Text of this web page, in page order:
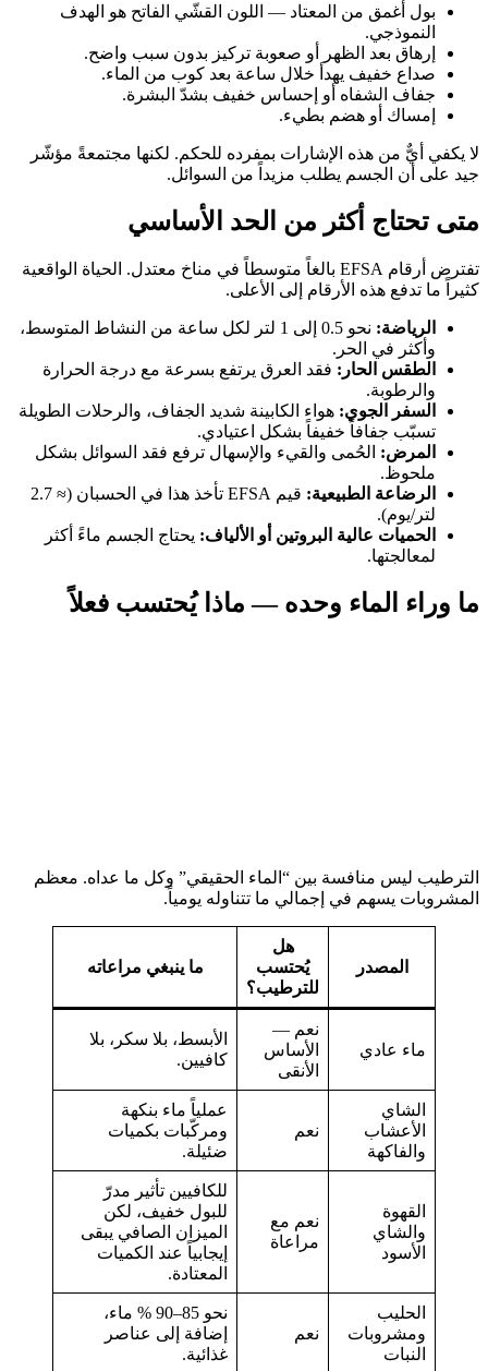
بول أغمق من المعتاد — اللون القشّي الفاتح هو الهدف
النموذجي.
إرهاق بعد الظهر أو صعوبة تركيز بدون سبب واضح.
صداع خفيف يهدأ خلال ساعة بعد كوب من الماء.
جفاف الشفاه أو إحساس خفيف بشدّ البشرة.
إمساك أو هضم بطيء.
لا يكفي أيٌّ من هذه الإشارات بمفرده للحكم. لكنها مجتمعةً مؤشّر
جيد على أن الجسم يطلب مزيداً من السوائل.
متى تحتاج أكثر من الحد الأساسي
تفترض أرقام EFSA بالغاً متوسطاً في مناخ معتدل. الحياة الواقعية
كثيراً ما تدفع هذه الأرقام إلى الأعلى.
الرياضة:
نحو 0.5 إلى 1 لتر لكل ساعة من النشاط المتوسط،
وأكثر في الحر.
الطقس الحار: فقد العرق يرتفع بسرعة مع درجة الحرارة
والرطوبة.
السفر الجوي: هواء الكابينة شديد الجفاف، والرحلات الطويلة
تسبّب جفافاً خفيفاً بشكل اعتيادي.
المرض: الحُمى والقيء والإسهال ترفع فقد السوائل بشكل
ملحوظ.
الرضاعة الطبيعية:
قيم EFSA تأخذ هذا في الحسبان (≈ 2.7
لتر/يوم).
الحميات عالية البروتين أو الألياف: يحتاج الجسم ماءً أكثر
لمعالجتها.
ما وراء الماء وحده — ماذا يُحتسب فعلاً
الترطيب ليس منافسة بين “الماء الحقيقي” وكل ما عداه. معظم
المشروبات يسهم في إجمالي ما تتناوله يومياً.
المصدر
هل
يُحتسب
للترطيب؟
ما ينبغي مراعاته
ماء عادي
نعم —
الأساس
الأنقى
الأبسط، بلا سكر، بلا
كافيين.
الشاي
الأعشاب
والفاكهة
نعم
عملياً ماء بنكهة
ومركّبات بكميات
ضئيلة.
القهوة
والشاي
الأسود
نعم مع
مراعاة
للكافيين تأثير مدرّ
للبول خفيف، لكن
الميزان الصافي يبقى
إيجابياً عند الكميات
المعتادة.
الحليب
ومشروبات
النبات
نعم
نحو 85–90 % ماء،
إضافة إلى عناصر
غذائية.